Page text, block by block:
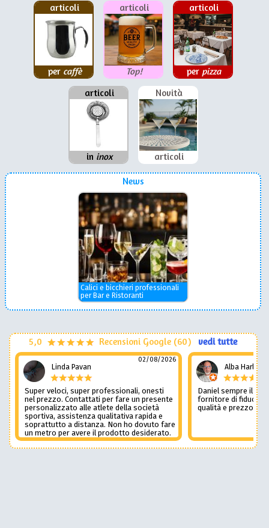
articoli
per caffè
articoli
Top!
articoli
per pizza
articoli
in inox
Novità
articoli
News
Calici e bicchieri professionali
per Bar e Ristoranti
5,0 Recensioni Google (60) vedi tutte
Linda Pavan
02/08/2026
Super veloci, super professionali, onesti
nel prezzo. Contattati per fare un presente
personalizzato alle atlete della società
sportiva, assistenza qualitativa rapida e
soprattutto a distanza. Non ho dovuto fare
un metro per avere il prodotto desiderato.
Una assistenza del genere è rara e
preziosa. Credo li contatterò ancora in
Alba Harley
Daniel sempre il
fornitore di fiducia
qualità e prezzo